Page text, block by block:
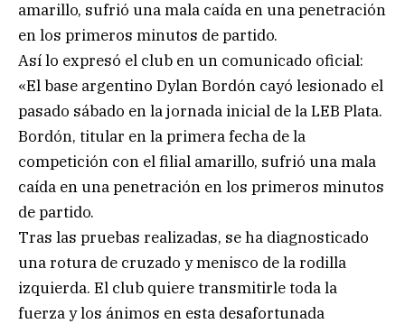
amarillo, sufrió una mala caída en una penetración
en los primeros minutos de partido.
Así lo expresó el club en un comunicado oficial:
«El base argentino Dylan Bordón cayó lesionado el
pasado sábado en la jornada inicial de la LEB Plata.
Bordón, titular en la primera fecha de la
competición con el filial amarillo, sufrió una mala
caída en una penetración en los primeros minutos
de partido.
Tras las pruebas realizadas, se ha diagnosticado
una rotura de cruzado y menisco de la rodilla
izquierda. El club quiere transmitirle toda la
fuerza y los ánimos en esta desafortunada